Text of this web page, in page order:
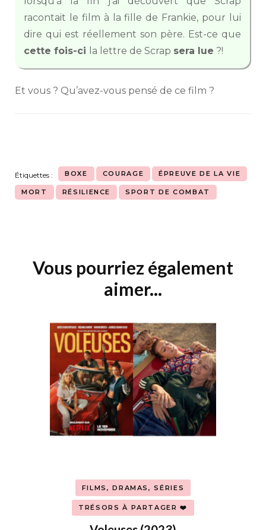
racontait le film à la fille de Frankie, pour lui
dire qui est réellement son père. Est-ce que
cette fois-ci
la lettre de Scrap sera lue ?!
Et vous ? Qu’avez-vous pensé de ce film ?
Étiquettes : BOXE COURAGE ÉPREUVE DE LA VIE
MORT RÉSILIENCE SPORT DE COMBAT
Navigation
Vous pourriez également
aimer...
FILMS, DRAMAS, SÉRIES
TRÉSORS À PARTAGER ❤️